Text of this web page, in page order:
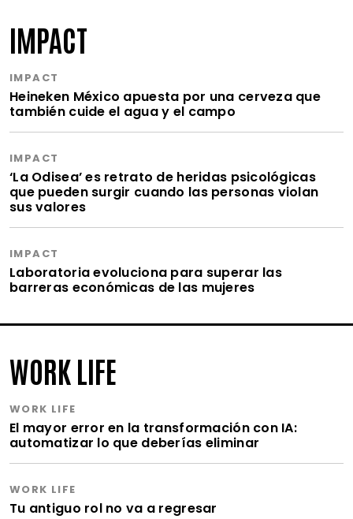
IMPACT
IMPACT
Heineken México apuesta por una cerveza que
también cuide el agua y el campo
IMPACT
‘La Odisea’ es retrato de heridas psicológicas
que pueden surgir cuando las personas violan
sus valores
IMPACT
Laboratoria evoluciona para superar las
barreras económicas de las mujeres
WORK LIFE
WORK LIFE
El mayor error en la transformación con IA:
automatizar lo que deberías eliminar
WORK LIFE
Tu antiguo rol no va a regresar